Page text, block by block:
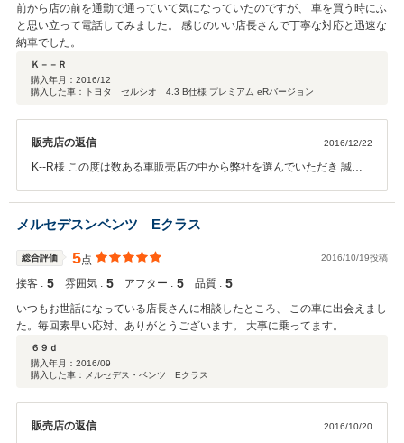
前から店の前を通勤で通っていて気になっていたのですが、 車を買う時にふ
と思い立って電話してみました。 感じのいい店長さんで丁寧な対応と迅速な
納車でした。
Ｋ－－Ｒ
購入年月： 2016/12
購入した車：トヨタ セルシオ 4.3 B仕様 プレミアム eRバージョン
販売店の返信 2016/12/22
K--R様 この度は数ある車販売店の中から弊社を選んでいただき 誠に
だきますので、 今後ともよろしくお願いいたします。
メルセデスンベンツ Eクラス
総合評価 5点 2016/10/19投稿
接客 : 5 雰囲気 : 5 アフター : 5 品質 : 5
いつもお世話になっている店長さんに相談したところ、 この車に出会えまし
た。毎回素早い応対、ありがとうございます。 大事に乗ってます。
６９ｄ
購入年月： 2016/09
購入した車：メルセデス・ベンツ Eクラス
販売店の返信 2016/10/20